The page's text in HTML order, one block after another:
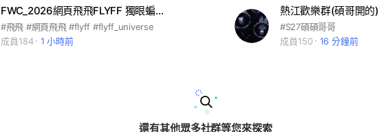
FWC_2026網頁飛飛FLYFF 獨眼蝙蝠/FWC 伺服器交流群（禁止騙子/屁孩加入）
#飛飛 #網頁飛飛 #flyff #flyff_universe
成員184
1 小時前
熱江歡樂群(碩哥開的)
#S27碩碩哥哥
成員150
16 分鐘前
還有其他眾多社群等您來探索